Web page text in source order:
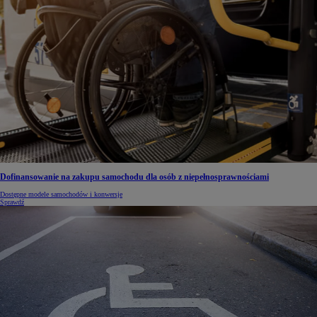
Dofinansowanie na zakupu samochodu dla osób z niepełnosprawnościami
Dostępne modele samochodów i konwersje
Sprawdź